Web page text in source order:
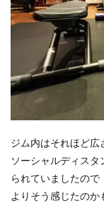
ジム内はそれほど広
ソーシャルディス
られていましたので
よりそう感じたのか